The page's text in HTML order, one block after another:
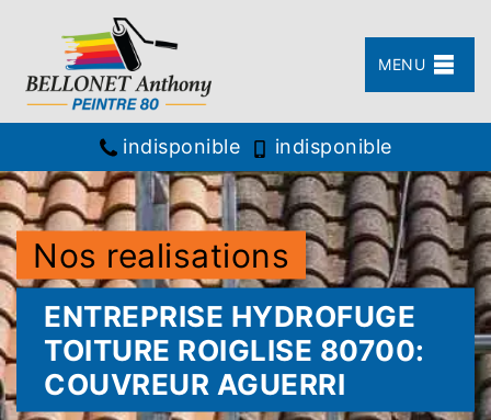
MENU
indisponible indisponible
Nos realisations
ENTREPRISE HYDROFUGE
TOITURE ROIGLISE 80700:
COUVREUR AGUERRI